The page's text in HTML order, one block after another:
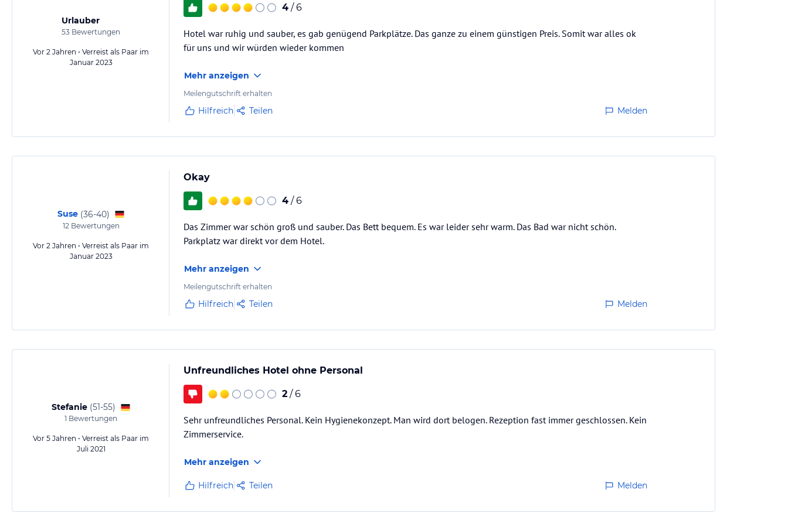
Urlauber
53 Bewertungen
Vor 2 Jahren • Verreist als Paar im
Januar 2023
4 / 6
Hotel war ruhig und sauber, es gab genügend Parkplätze. Das ganze zu einem günstigen Preis. Somit war alles ok
für uns und wir würden wieder kommen
Mehr anzeigen
Meilengutschrift erhalten
Hilfreich Teilen Melden
Suse (36-40)
12Bewertungen
Vor 2 Jahren • Verreist als Paar im
Januar 2023
Okay
4 / 6
Das Zimmer war schön groß und sauber. Das Bett bequem. Es war leider sehr warm. Das Bad war nicht schön.
Parkplatz war direkt vor dem Hotel.
Mehr anzeigen
Meilengutschrift erhalten
Hilfreich Teilen Melden
Stefanie (51-55)
1 Bewertungen
Vor 5 Jahren • Verreist als Paar im
Juli 2021
Unfreundliches Hotel ohne Personal
2 / 6
Sehr unfreundliches Personal. Kein Hygienekonzept. Man wird dort belogen. Rezeption fast immer geschlossen. Kein
Zimmerservice.
Mehr anzeigen
Hilfreich Teilen Melden